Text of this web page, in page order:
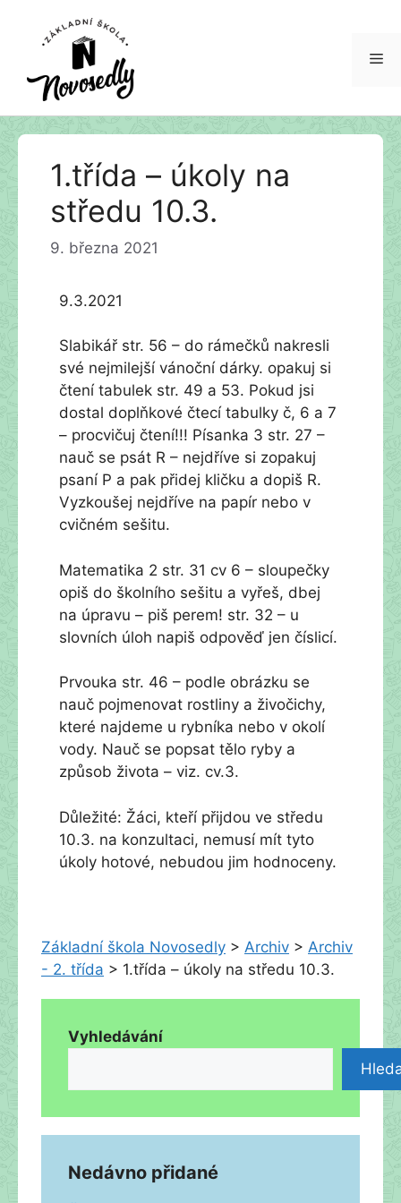
Přeskočit
1.třída – úkoly na
středu 10.3.
9. března 2021
9.3.2021
Slabikář str. 56 – do rámečků nakresli
své nejmilejší vánoční dárky. opakuj si
čtení tabulek str. 49 a 53. Pokud jsi
dostal doplňkové čtecí tabulky č, 6 a 7
– procvičuj čtení!!! Písanka 3 str. 27 –
nauč se psát R – nejdříve si zopakuj
psaní P a pak přidej kličku a dopiš R.
Vyzkoušej nejdříve na papír nebo v
cvičném sešitu.
Matematika 2 str. 31 cv 6 – sloupečky
opiš do školního sešitu a vyřeš, dbej
na úpravu – piš perem! str. 32 – u
slovních úloh napiš odpověď jen číslicí.
Prvouka str. 46 – podle obrázku se
nauč pojmenovat rostliny a živočichy,
které najdeme u rybníka nebo v okolí
vody. Nauč se popsat tělo ryby a
způsob života – viz. cv.3.
Důležité: Žáci, kteří přijdou ve středu
10.3. na konzultaci, nemusí mít tyto
úkoly hotové, nebudou jim hodnoceny.
Základní škola Novosedly > Archiv > Archiv
- 2. třída > 1.třída – úkoly na středu 10.3.
Vyhledávání
Nedávno přidané